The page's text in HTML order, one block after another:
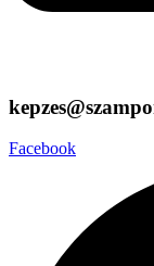
Facebook